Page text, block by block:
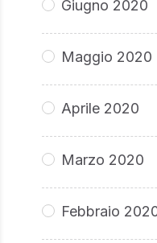
Giugno 2020
Maggio 2020
Aprile 2020
Marzo 2020
Febbraio